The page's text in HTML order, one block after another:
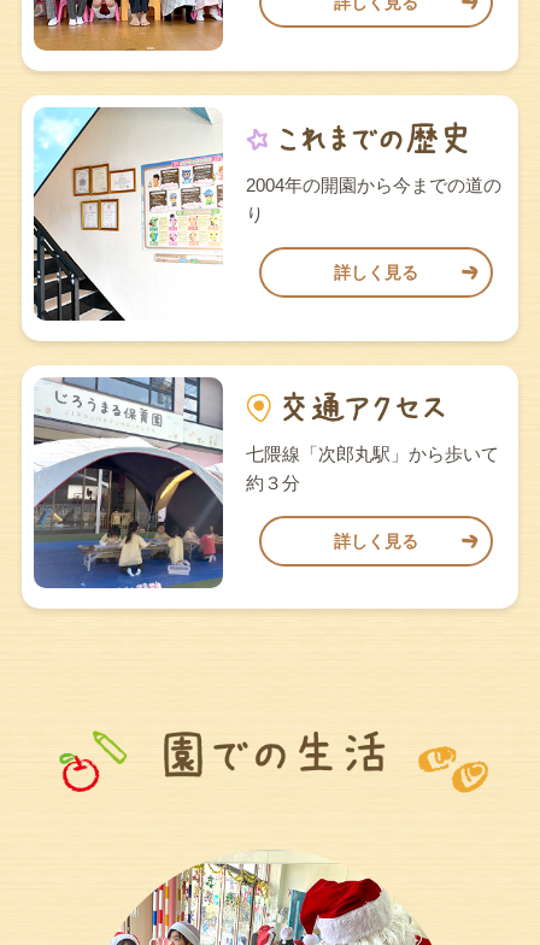
2004年の開園から今までの道の
り
詳しく見る
七隈線「次郎丸駅」から歩いて
約３分
詳しく見る